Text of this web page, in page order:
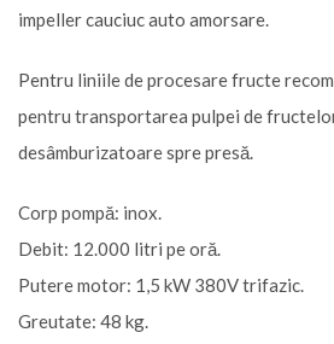
impeller cauciuc auto amorsare.
Pentru liniile de procesare fructe
pentru transportarea pulpei de
desâmburizatoare spre presă.
Corp pompă: inox.
Debit: 12.000 litri pe oră.
Putere motor: 1,5 kW 380V trifazic.
Greutate: 48 kg.